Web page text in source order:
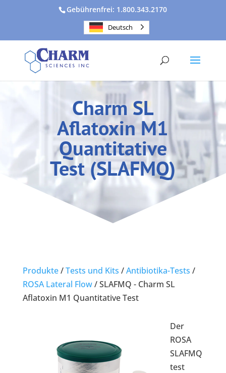
Gebührenfrei: 1.800.343.2170
Deutsch
Charm SL
Aflatoxin M1
Quantitative
Test (SLAFMQ)
Produkte/Tests und Kits /Antibiotika-Tests /
ROSA Lateral Flow/SLAFMQ - Charm SL
Aflatoxin M1 Quantitative Test
Der
ROSA
SLAFMQ
test